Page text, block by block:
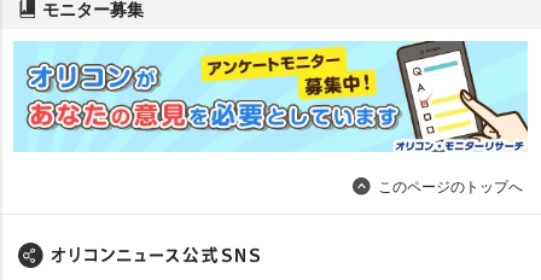
モニター募集
このページのトップへ